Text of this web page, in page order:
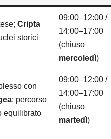
Cripta
storici
09:00–12:00 /
14:00–17:00
(chiuso
mercoledì)
con
; percorso
equilibrato
09:00–12:00 /
14:00–17:00
(chiuso
martedì)